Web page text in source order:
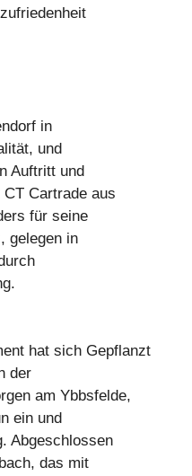
in
und
Auftritt und
Cartrade aus
für seine
gelegen in
hat sich Gepflanzt
der
am Ybbsfelde,
ein und
Abgeschlossen
das mit